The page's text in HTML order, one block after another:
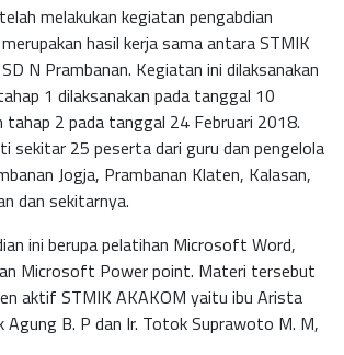
melakukan kegiatan pengabdian
hasil kerja sama antara STMIK
N Prambanan. Kegiatan ini dilaksanakan
1 dilaksanakan pada tanggal 10
tahap 2 pada tanggal 24 Februari 2018.
sekitar 25 peserta dari guru dan pengelola
Jogja, Prambanan Klaten, Kalasan,
dan sekitarnya.
ini berupa pelatihan Microsoft Word,
Microsoft Power point. Materi tersebut
aktif STMIK AKAKOM yaitu ibu Arista
Agung B. P dan Ir. Totok Suprawoto M. M,